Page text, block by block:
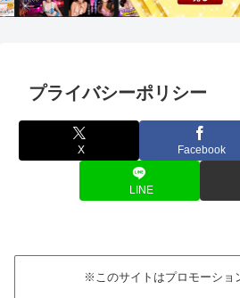
プライバシーポリシー
X Facebook
LINE
※このサイトはプロモーショ